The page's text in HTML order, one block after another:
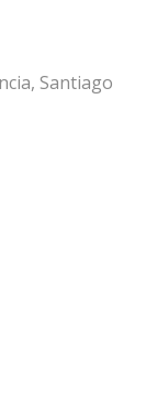
Santiago